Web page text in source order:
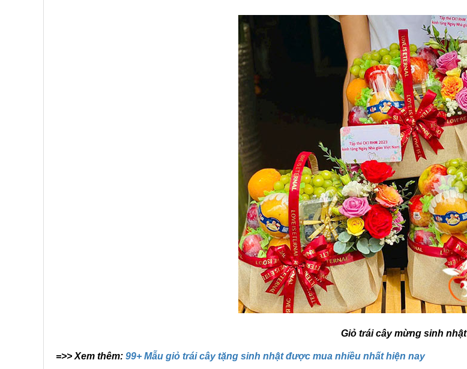
Giỏ trái cây mừng sinh nhật
=>> Xem thêm: 99+ Mẫu giỏ trái cây tặng sinh nhật được mua nhiều nhất hiện nay